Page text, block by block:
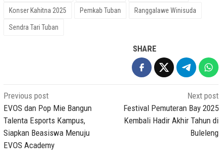
Konser Kahitna 2025 Pemkab Tuban Ranggalawe Winisuda
Sendra Tari Tuban
SHARE
Post
navigation
Previous post
EVOS dan Pop Mie Bangun
Talenta Esports Kampus,
Siapkan Beasiswa Menuju
EVOS Academy
Next post
Festival Pemuteran Bay 2025
Kembali Hadir Akhir Tahun di
Buleleng